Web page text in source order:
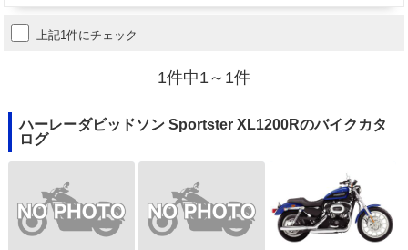
上記1件にチェック
1件中1～1件
ハーレーダビッドソン Sportster XL1200Rのバイクカタ
ログ